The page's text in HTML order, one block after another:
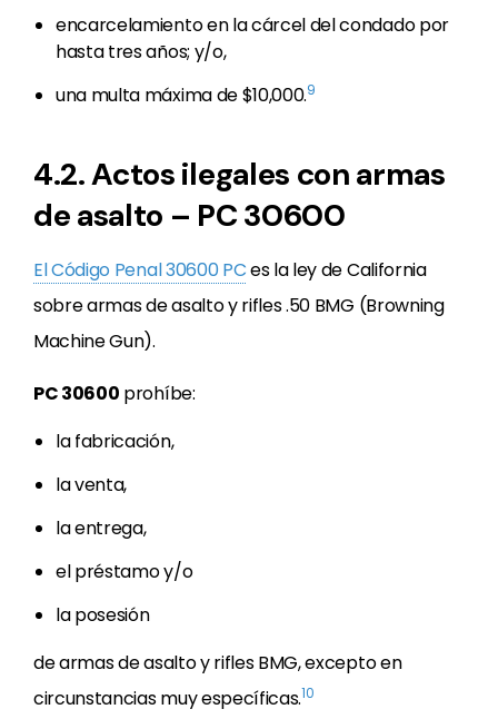
encarcelamiento en la cárcel del condado por
hasta tres años; y/o,
una multa máxima de $10,000.9
4.2. Actos ilegales con armas
de asalto – PC 30600
El Código Penal 30600 PCes la ley de California
sobre armas de asalto y rifles .50 BMG (Browning
Machine Gun).
PC 30600 prohíbe:
la fabricación,
la venta,
la entrega,
el préstamo y/o
la posesión
de armas de asalto y rifles BMG, excepto en
circunstancias muy específicas.10